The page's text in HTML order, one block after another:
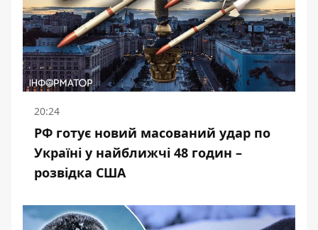
20:24
РФ готує новий масований удар по
Україні у найближчі 48 годин –
розвідка США